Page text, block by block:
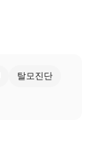
탈모진단